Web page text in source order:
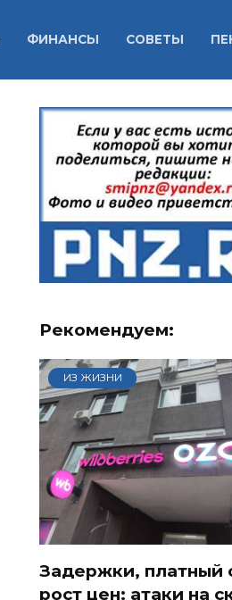
ФИНАНСЫ СОВЕТЫ
Рекомендуем:
ИЗ ЖИЗНИ
Задержки, платный
рост цен: атаки на